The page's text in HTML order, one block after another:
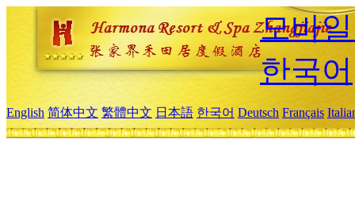
모바
한국어
English 简体中文 繁體中文 日本語 한국어 Deutsch Français